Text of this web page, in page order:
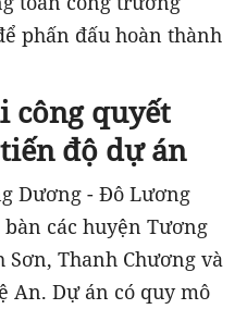
phấn đấu hoàn thành
công quyết
độ dự án
Dương - Đô Lương
các huyện Tương
Sơn, Thanh Chương và
An. Dự án có quy mô